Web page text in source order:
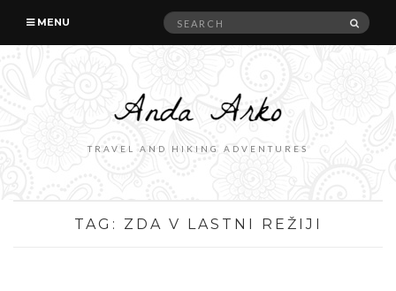
MENU
Search
TRAVEL AND HIKING ADVENTURES
TAG: ZDA V LASTNI REŽIJI